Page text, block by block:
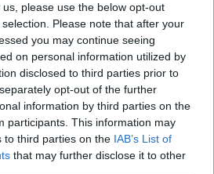
please use the below opt-out
Please note that after your
you may continue seeing
on personal information utilized by
disclosed to third parties prior to
opt-out of the further
information by third parties on the
participants. This information may
to third parties on the IAB’s List of
that may further disclose it to other
lélek szabadon szárnyal
20 éve az Unióban című
ezúttal Iván Szandra énekes-
a legendásan